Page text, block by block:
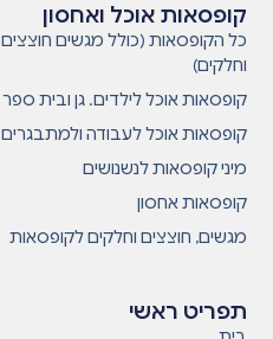
תפריט ראשי
קופסאות אוכל ואחסון
כל הקופסאות (כולל מגשים חוצצים
וחלקים)
קופסאות אוכל לילדים. גן ובית ספר
קופסאות אוכל לעבודה ולמתבגרים
מיני קופסאות לנשנושים
קופסאות אחסון
מגשים, חוצצים וחלקים לקופסאות